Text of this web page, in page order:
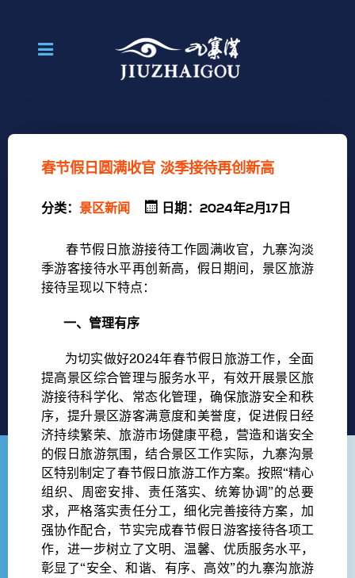
春节假日圆满收官 淡季接待再创新高
分类： 景区新闻 日期：2024年2月17日
春节假日旅游接待工作圆满收官，九寨沟淡
季游客接待水平再创新高，假日期间，景区旅游
接待呈现以下特点：
一、管理有序
为切实做好2024年春节假日旅游工作，全面
提高景区综合管理与服务水平，有效开展景区旅
游接待科学化、常态化管理，确保旅游安全和秩
序，提升景区游客满意度和美誉度，促进假日经
济持续繁荣、旅游市场健康平稳，营造和谐安全
的假日旅游氛围，结合景区工作实际，九寨沟景
区特别制定了春节假日旅游工作方案。按照“精心
组织、周密安排、责任落实、统筹协调”的总要
求，严格落实责任分工，细化完善接待方案，加
强协作配合，节实完成春节假日游客接待各项工
作，进一步树立了文明、温馨、优质服务水平，
彰显了“安全、和谐、有序、高效”的九寨沟旅游